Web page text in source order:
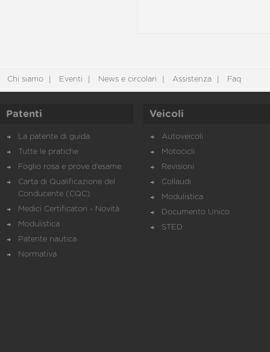
Chi siamo Eventi News e circolari Assistenza Faq
Patenti
La patente di guida
Tutte le pratiche
Foglio rosa e prove d’esame
Carta di Qualificazione del
Conducente (CQC)
Medici Certificatori - Novità
Modulistica
Patente nautica
Normativa
Veicoli
Autoveicoli
Motocicli
Revisioni
Collaudi
Modulistica
Documento Unico
STED